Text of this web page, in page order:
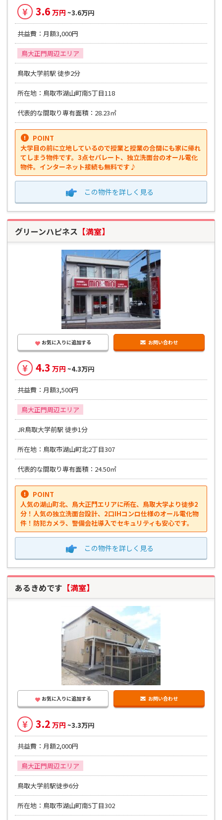
¥ 3.6 万円 ~3.6万円
共益費：月額3,000円
鳥大正門周辺エリア
鳥取大学前駅 徒歩2分
所在地：鳥取市湖山町南5丁目118
代表的な間取り専有面積：28.23㎡
POINT
大学目の前に立地しているので授業と授業の合間にも家に帰れ
てしまう物件です。3点セパレート、独立洗面台のオール電化
物件。インターネット接続も無料です♪
この物件を詳しく見る
グリーンハピネス 【満室】
お気に入りに追加する お問い合わせ
¥ 4.3 万円 ~4.3万円
共益費：月額3,500円
鳥大正門周辺エリア
JR鳥取大学前駅 徒歩1分
所在地：鳥取市湖山町北2丁目307
代表的な間取り専有面積：24.50㎡
POINT
人気の湖山町北、鳥大正門エリアに所在、鳥取大学より徒歩2
分！人気の独立洗面台設計、2口IHコンロ仕様のオール電化物
件！防犯カメラ、警備会社導入でセキュリティも安心です。
この物件を詳しく見る
あるきめです 【満室】
お気に入りに追加する お問い合わせ
¥ 3.2 万円 ~3.3万円
共益費：月額2,000円
鳥大正門周辺エリア
鳥取大学前駅徒歩6分
所在地：鳥取市湖山町南5丁目302